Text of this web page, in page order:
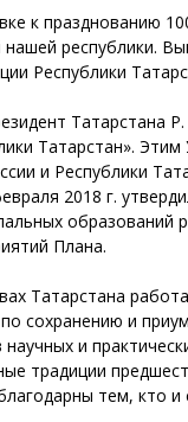
к празднованию
нашей республики.
Республики
Татарстана
Татарстан».
и Республики
2018 г.
образований
Плана.
Татарстана
сохранению и
и
традиции
тем, кто